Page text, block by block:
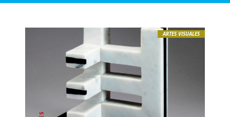
ARTES VISUALES